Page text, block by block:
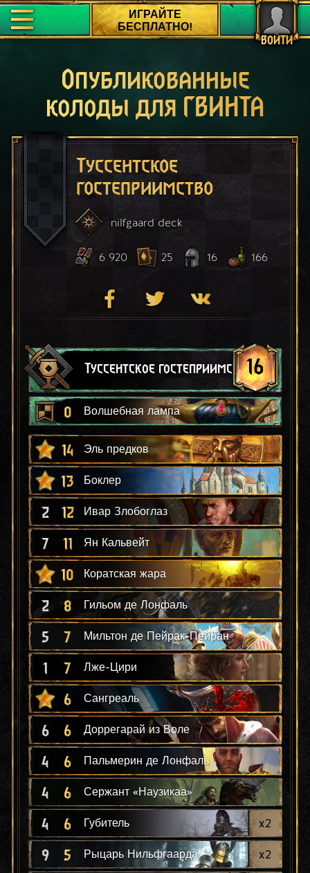
ВОЙТИ
ИГРАЙТЕ
БЕСПЛАТНО!
Опубликованные
колоды для ГВИНТА
Туссентское
гостеприимство
nilfgaard deck
6 920 25 16 166
Туссентское гостеприимство16
0 Волшебная лампа
14 Эль предков
13 Боклер
2 12 Ивар Злобоглаз
7 11 Ян Кальвейт
10 Коратская жара
2 8 Гильом де Лонфаль
5 7 Мильтон де Пейрак-Пейран
1 7 Лже-Цири
6 Сангреаль
6 6 Доррегарай из Воле
4 6 Пальмерин де Лонфаль
4 6 Сержант «Наузикаа»
4 6 Губитель x2
9 5 Рыцарь Нильфгаарда x2